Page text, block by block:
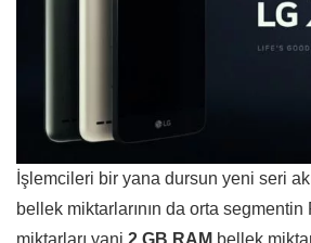
İşlemcileri bir yana dursun yeni seri
bellek miktarlarının da orta
miktarları yani 2 GB RAM bellek